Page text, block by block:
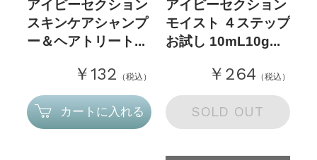
アイピーセクション
スキンケアシャンプ
ー＆ヘアトリート...
￥132 （税込）
カートに入れる
アイピーセクション
モイスト ４ステップ
お試し 10mL10g...
￥264 （税込）
SOLD OUT